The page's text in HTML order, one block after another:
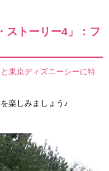
ストーリー4」：フ
東京ディズニーシーに特
楽しみましょう♪